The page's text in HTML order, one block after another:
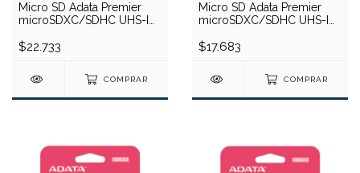
Micro SD Adata Premier
microSDXC/SDHC UHS-I
$22.733
COMPRAR
Micro SD Adata Premier
microSDXC/SDHC UHS-I
$17.683
COMPRAR